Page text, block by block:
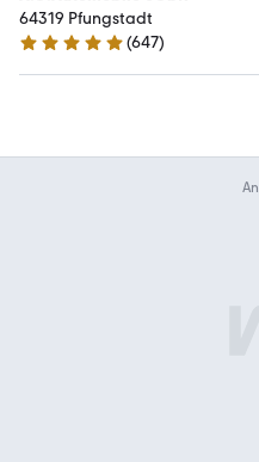
64319 Pfungstadt
4.9 Sterne
(647)